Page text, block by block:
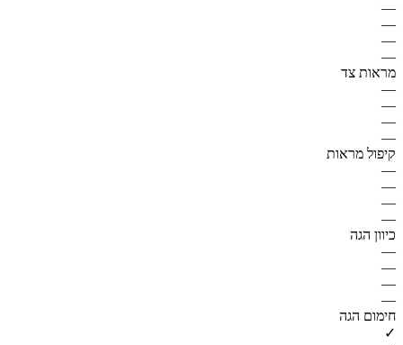
—
—
—
—
מראות צד
—
—
—
—
קיפול מראות
—
—
—
—
כיוון הגה
—
—
—
—
חימום הגה
✓